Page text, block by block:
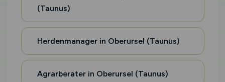
(Taunus)
Herdenmanager in Oberursel (Taunus)
Agrarberater in Oberursel (Taunus)